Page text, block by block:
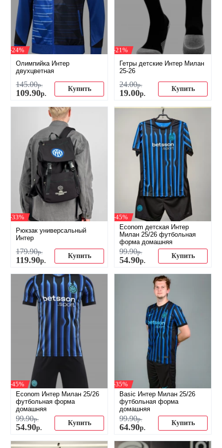
-24%
Олимпийка Интер
двухцветная
145.00р.
109.90р.
Купить
-21%
Гетры детские Интер Милан
25-26
24.00р.
19.00р.
Купить
-33%
Рюкзак универсальный
Интер
179.90р.
119.90р.
Купить
-45%
Econom детская Интер
Милан 25/26 футбольная
форма домашняя
99.90р.
54.90р.
Купить
-45%
Econom Интер Милан 25/26
футбольная форма
домашняя
99.90р.
54.90р.
Купить
-35%
Basic Интер Милан 25/26
футбольная форма
домашняя
99.90р.
64.90р.
Купить